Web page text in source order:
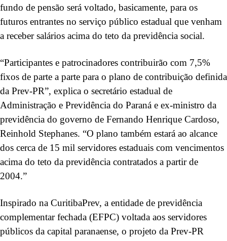
fundo de pensão será voltado, basicamente, para os
futuros entrantes no serviço público estadual que venham
a receber salários acima do teto da previdência social.
“Participantes e patrocinadores contribuirão com 7,5%
fixos de parte a parte para o plano de contribuição definida
da Prev-PR”, explica o secretário estadual de
Administração e Previdência do Paraná e ex-ministro da
previdência do governo de Fernando Henrique Cardoso,
Reinhold Stephanes. “O plano também estará ao alcance
dos cerca de 15 mil servidores estaduais com vencimentos
acima do teto da previdência contratados a partir de
2004.”
Inspirado na CuritibaPrev, a entidade de previdência
complementar fechada (EFPC) voltada aos servidores
públicos da capital paranaense, o projeto da Prev-PR